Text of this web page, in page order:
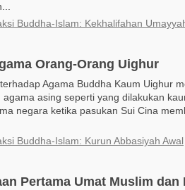
Buddha-Islam: Kekhalifahan
Orang-Orang Uighur
Agama Buddha Kaum Uighur
agama asing seperti yang dilakukan
negara ketika pasukan Sui Cina
Buddha-Islam: Kurun Abbasiyah Awal
Pertama Umat Muslim dan